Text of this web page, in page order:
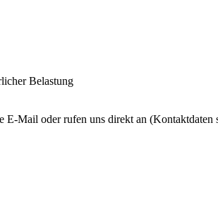
Belastung
E-Mail oder rufen uns direkt an (Kontaktdaten